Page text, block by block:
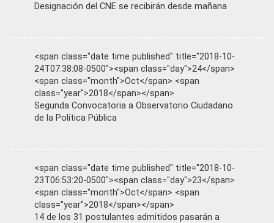
Designación del CNE se recibirán desde mañana
<span class="date time published" title="2018-10-
24T07:38:08-0500"><span class="day">24</span>
<span class="month">Oct</span> <span
class="year">2018</span></span>
Segunda Convocatoria a Observatorio Ciudadano
de la Política Pública
<span class="date time published" title="2018-10-
23T06:53:20-0500"><span class="day">23</span>
<span class="month">Oct</span> <span
class="year">2018</span></span>
14 de los 31 postulantes admitidos pasarán a